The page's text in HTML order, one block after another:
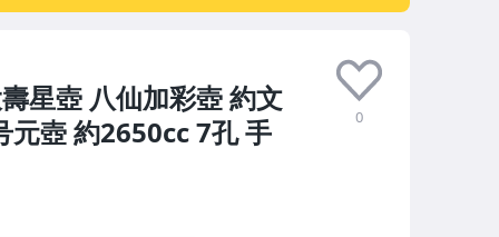
星壺 八仙加彩壺 約文
元壺 約2650cc 7孔 手
0